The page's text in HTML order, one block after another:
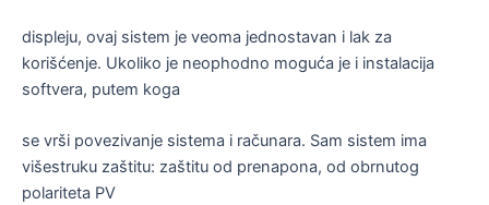
displeju, ovaj sistem je veoma jednostavan i lak za
korišćenje. Ukoliko je neophodno moguća je i instalacija
softvera, putem koga
se vrši povezivanje sistema i računara. Sam sistem ima
višestruku zaštitu: zaštitu od prenapona, od obrnutog
polariteta PV